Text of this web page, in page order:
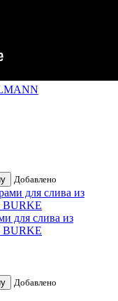
Добавлено
для слива из
BURKE
Добавлено